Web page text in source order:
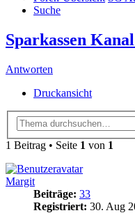
Suche
Sparkassen
Antworten
Druckansicht
1 Beitrag • Seite 1 von 1
Margit
Beiträge: 33
Registriert: 30. Aug